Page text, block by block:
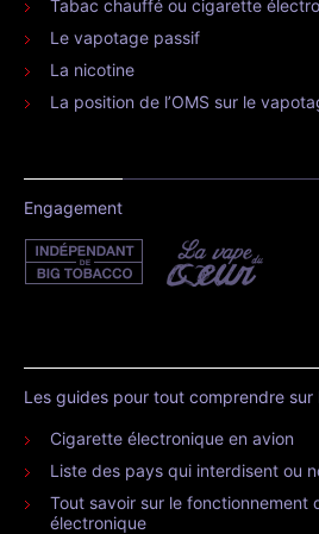
Tabac chauffé ou cigarette
Le vapotage passif
La nicotine
La position de l’OMS sur le
Engagement
Les guides pour tout comprendre
Cigarette électronique en avion
Liste des pays qui interdisent ou
Tout savoir sur le fonctionnement
électronique